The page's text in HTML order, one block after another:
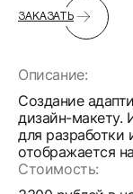
ЗАКАЗАТЬ
Описание:
Создание
дизайн-макету.
для разработки
отображается
Стоимость: